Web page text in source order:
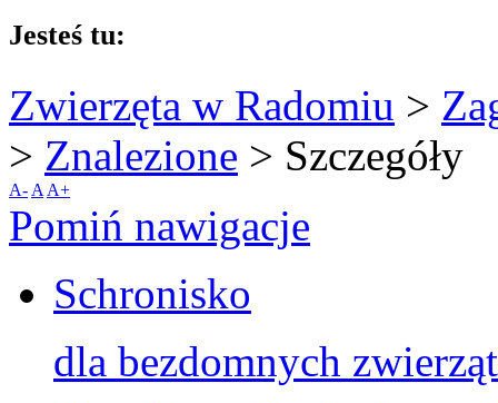
Jesteś tu:
Zwierzęta w Radomiu >
> Znalezione > Szczegóły
A- A A+
Pomiń nawigacje
Schronisko
dla bezdomnych zwierząt